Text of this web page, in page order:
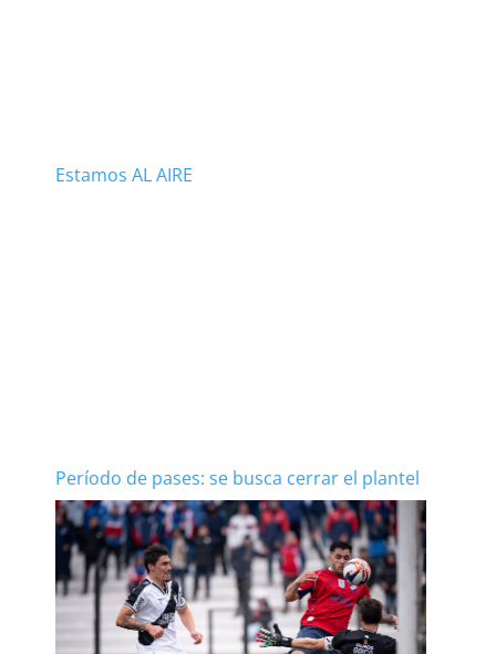
Estamos AL AIRE
Período de pases: se busca cerrar el plantel